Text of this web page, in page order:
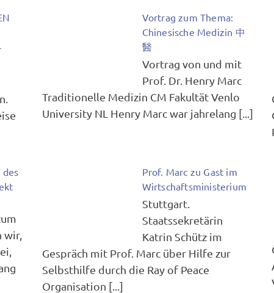
Vortrag zum Thema:
Chinesische Medizin 中
醫
Vortrag von und mit
Prof. Dr. Henry Marc
Traditionelle Medizin CM Fakultät Venlo
University NL Henry Marc war jahrelang [...]
des
wir,
Prof. Marc zu Gast im
Wirtschaftsministerium
Stuttgart.
Staatssekretärin
Katrin Schütz im
Gespräch mit Prof. Marc über Hilfe zur
Selbsthilfe durch die Ray of Peace
Organisation [...]